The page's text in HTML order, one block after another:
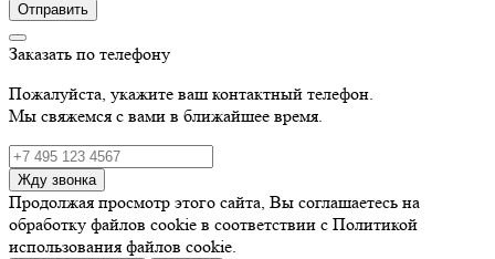
Отправить
Заказать по телефону
Пожалуйста, укажите ваш контактный телефон.
Мы свяжемся с вами в ближайшее время.
Жду звонка
Продолжая просмотр этого сайта, Вы соглашаетесь на
обработку файлов cookie в соответствии с Политикой
использования файлов cookie.